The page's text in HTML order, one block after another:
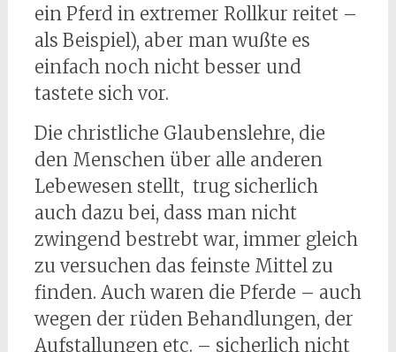
ein Pferd in extremer Rollkur reitet –
als Beispiel), aber man wußte es
einfach noch nicht besser und
tastete sich vor.
Die christliche Glaubenslehre, die
den Menschen über alle anderen
Lebewesen stellt, trug sicherlich
auch dazu bei, dass man nicht
zwingend bestrebt war, immer gleich
zu versuchen das feinste Mittel zu
finden. Auch waren die Pferde – auch
wegen der rüden Behandlungen, der
Aufstallungen etc. – sicherlich nicht